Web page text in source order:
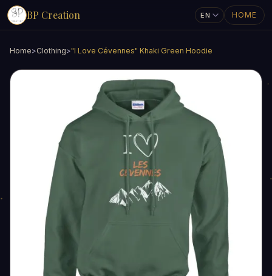
BP Creation HOME
Home>Clothing>"I Love Cévennes" Khaki Green Hoodie